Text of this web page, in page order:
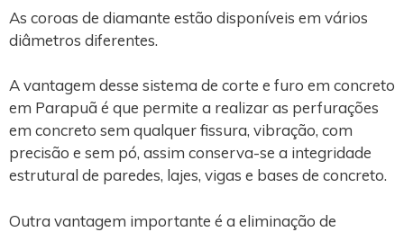
As coroas de diamante estão disponíveis em vários
diâmetros diferentes.
A vantagem desse sistema de corte e furo em concreto
em Parapuã é que permite a realizar as perfurações
em concreto sem qualquer fissura, vibração, com
precisão e sem pó, assim conserva-se a integridade
estrutural de paredes, lajes, vigas e bases de concreto.
Outra vantagem importante é a eliminação de